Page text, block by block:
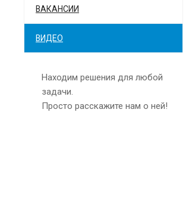
ВАКАНСИИ
ВИДЕО
Находим решения для любой
задачи.
Просто расскажите нам о ней!